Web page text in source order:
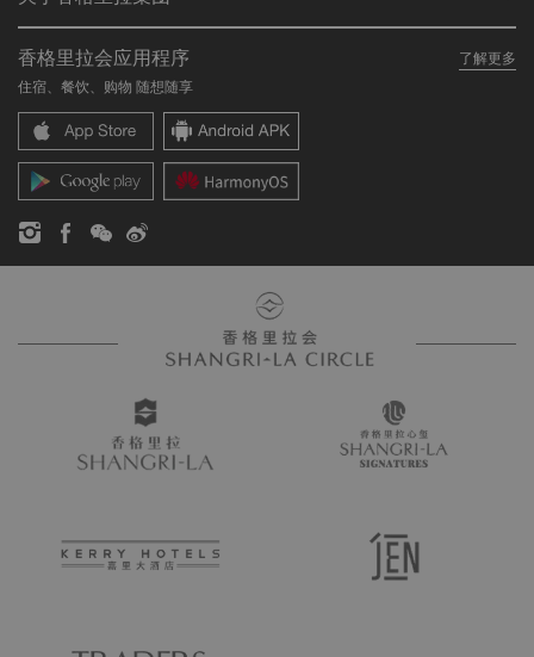
餐厅与酒吧
加入香格里拉会
常见问题
联络我们
我们的酒店品牌
香格里拉中心
香格里拉公寓
联系方式
职业发展
企业社会责任
新闻稿
香格里拉会应用程序
了解更多
住宿、餐饮、购物 随想随享